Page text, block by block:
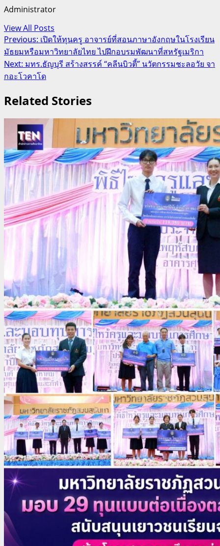
Administrator
View All Posts
Post
navigation
Previous: เปิดให้ทุนครู อาจารย์ที่สอนภาษาอังกฤษในโรงเรียน
มัธยมหรือมหาวิทยาลัยไทย ไปฝึกอบรมพัฒนาที่สหรัฐเมริกา
Next: มทร.ธัญบุรี สร้างสรรค์ “คลีนบิวตี้” นวัตกรรมชะลอวัย จา
กอะโวคาโด
Related Stories